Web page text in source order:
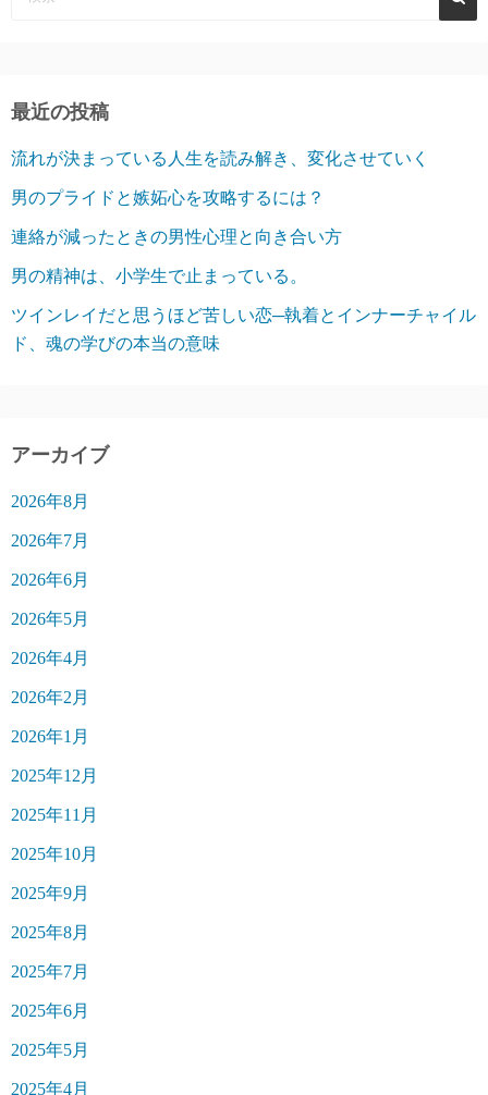
最近の投稿
流れが決まっている人生を読み解き、変化させていく
男のプライドと嫉妬心を攻略するには？
連絡が減ったときの男性心理と向き合い方
男の精神は、小学生で止まっている。
ツインレイだと思うほど苦しい恋─執着とインナーチャイル
ド、魂の学びの本当の意味
アーカイブ
2026年8月
2026年7月
2026年6月
2026年5月
2026年4月
2026年2月
2026年1月
2025年12月
2025年11月
2025年10月
2025年9月
2025年8月
2025年7月
2025年6月
2025年5月
2025年4月